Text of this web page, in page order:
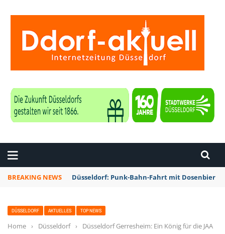
BREAKING NEWS Düsseldorf: Punk-Bahn-Fahrt mit Dosenbier
DÜSSELDORF AKTUELLES TOP NEWS
Home › Düsseldorf › Düsseldorf Gerresheim: Ein König für die JAA